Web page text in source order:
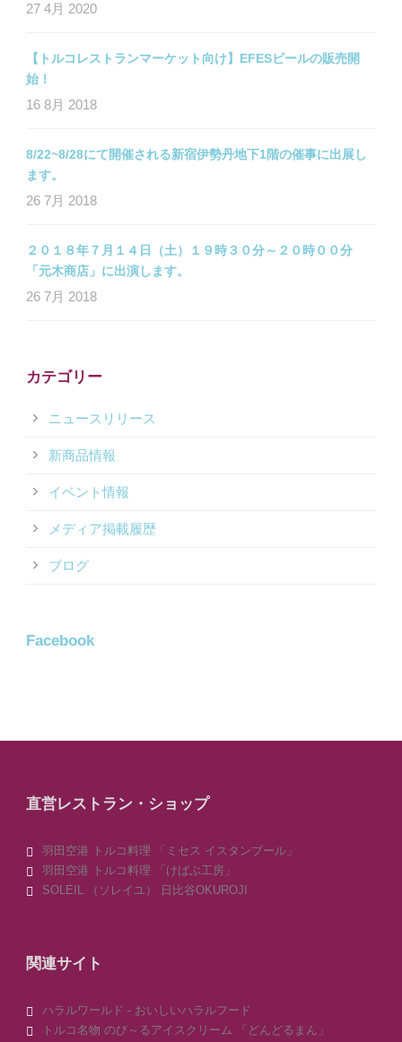
27 4月 2020
【トルコレストランマーケット向け】EFESビールの販売開
始！
16 8月 2018
8/22~8/28にて開催される新宿伊勢丹地下1階の催事に出展し
ます。
26 7月 2018
２０１８年７月１４日（土）１９時３０分～２０時００分
「元木商店」に出演します。
26 7月 2018
カテゴリー
ニュースリリース
新商品情報
イベント情報
メディア掲載履歴
ブログ
Facebook
直営レストラン・ショップ
羽田空港 トルコ料理 「ミセス イスタンブール」
羽田空港 トルコ料理 「けばぶ工房」
SOLEIL （ソレイユ） 日比谷OKUROJI
関連サイト
ハラルワールド - おいしいハラルフード
トルコ名物 のび～るアイスクリーム 「どんどるまん」